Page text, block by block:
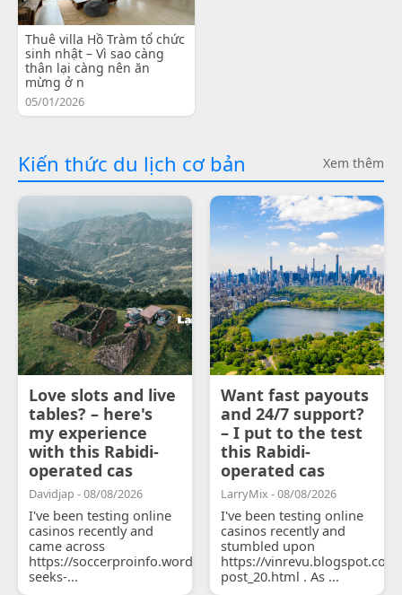
Thuê villa Hồ Tràm tổ chức
sinh nhật – Vì sao càng
thân lại càng nên ăn
mừng ở n
05/01/2026
Kiến thức du lịch cơ bản Xem thêm
Love slots and live
tables? – here's
my experience
with this Rabidi-
operated cas
Davidjap - 08/08/2026
I've been testing online
casinos recently and
came across
https://soccerproinfo.wordpress.com/2026/07/11/courtois-
seeks-...
Want fast payouts
and 24/7 support?
– I put to the test
this Rabidi-
operated cas
LarryMix - 08/08/2026
I've been testing online
casinos recently and
stumbled upon
https://
post_20.html . As ...